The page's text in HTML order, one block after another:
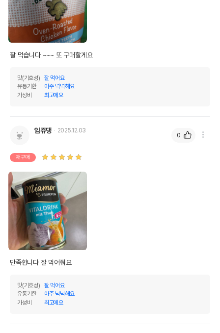
잘 먹습니다 ~~~ 또 구매할게요
맛(기호성)
잘 먹어요
유통기한
아주 넉넉해요
가성비
최고에요
임쥬댕 2025.12.03
재구매
만족합니다 잘 먹어줘요
맛(기호성)
잘 먹어요
유통기한
아주 넉넉해요
가성비
최고에요
0